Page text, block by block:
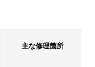
主な修理箇所